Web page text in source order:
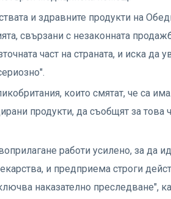
и здравните продукти на
свързани с незаконната
част на страната, и иска да
които смятат, че са
продукти, да съобщят за това
работи усилено, за да
и предприема строги
наказателно преследване",